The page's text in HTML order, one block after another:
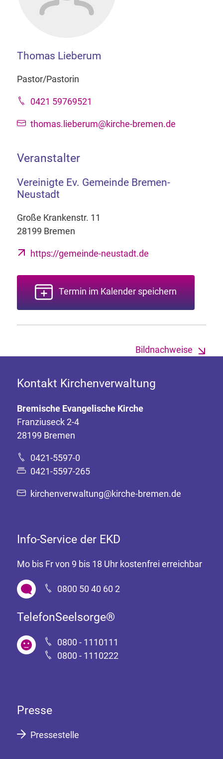
Thomas Lieberum
Pastor/Pastorin
0421 59769521
thomas.lieberum@kirche-bremen.de
Veranstalter
Vereinigte Ev. Gemeinde Bremen-
Neustadt
Große Krankenstr. 11
28199 Bremen
https://gemeinde-neustadt.de
Termin im Kalender speichern
Bildnachweise
Kontakt Kirchenverwaltung
Bremische Evangelische Kirche
Franziuseck 2-4
28199 Bremen
0421-5597-0
0421-5597-265
kirchenverwaltung@kirche-bremen.de
Info-Service der EKD
Mo bis Fr von 9 bis 18 Uhr kostenfrei erreichbar
0800 50 40 60 2
TelefonSeelsorge®
0800 - 1110111
0800 - 1110222
Presse
Pressestelle